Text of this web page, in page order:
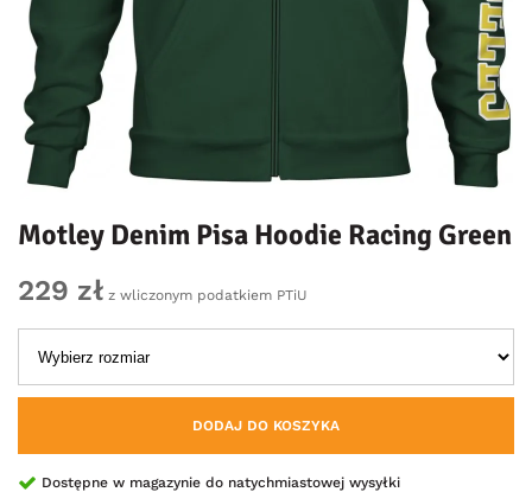
Motley Denim Pisa Hoodie Racing Green
229 zł z wliczonym podatkiem PTiU
DODAJ DO KOSZYKA
Dostępne w magazynie do natychmiastowej wysyłki